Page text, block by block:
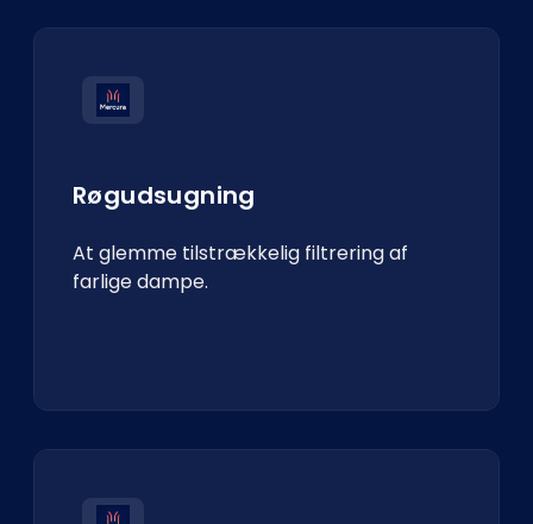
Røgudsugning
At glemme tilstrækkelig filtrering af
farlige dampe.